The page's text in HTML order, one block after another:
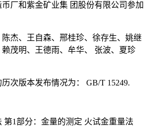
厂和紫金矿业集 团股份有限公司参加
杰、王自森、邢桂珍、徐存生、姚继
茂明、王德雨、牟华、 张波、夏珍
次版本发布情况为： GB/T 15249.
第1部分：金量的测定 火试金重量法